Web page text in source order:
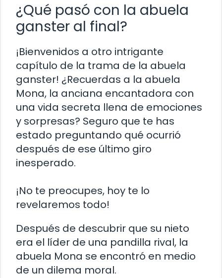
¿Qué pasó con la abuela
ganster al final?
¡Bienvenidos a otro intrigante
capítulo de la trama de la abuela
ganster! ¿Recuerdas a la abuela
Mona, la anciana encantadora con
una vida secreta llena de emociones
y sorpresas? Seguro que te has
estado preguntando qué ocurrió
después de ese último giro
inesperado.
¡No te preocupes, hoy te lo
revelaremos todo!
Después de descubrir que su nieto
era el líder de una pandilla rival, la
abuela Mona se encontró en medio
de un dilema moral.